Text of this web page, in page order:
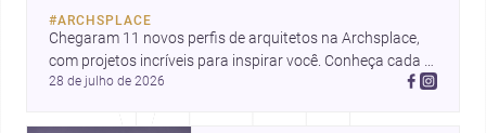
#ARCHSPLACE
Chegaram 11 novos perfis de arquitetos na Archsplace,
com projetos incríveis para inspirar você. Conheça cada
perfil e descubra novas ideias para seus próximos
28 de julho de 2026